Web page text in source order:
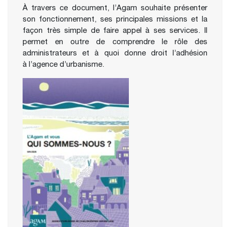
À travers ce document, l’Agam souhaite présenter
son fonctionnement, ses principales missions et la
façon très simple de faire appel à ses services. Il
permet en outre de comprendre le rôle des
administrateurs et à quoi donne droit l’adhésion
à l’agence d’urbanisme.